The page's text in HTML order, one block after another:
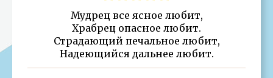
Мудрец все ясное любит,
Храбрец опасное любит.
Страдающий печальное любит,
Надеющийся дальнее любит.